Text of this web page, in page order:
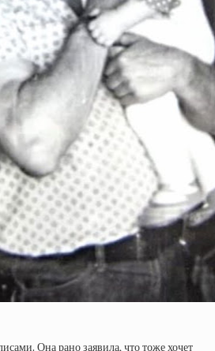
Она рано заявила, что тоже хочет